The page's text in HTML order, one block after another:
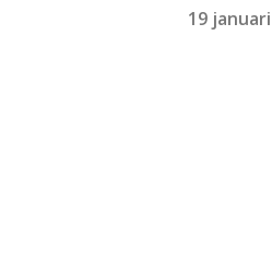
19 januari